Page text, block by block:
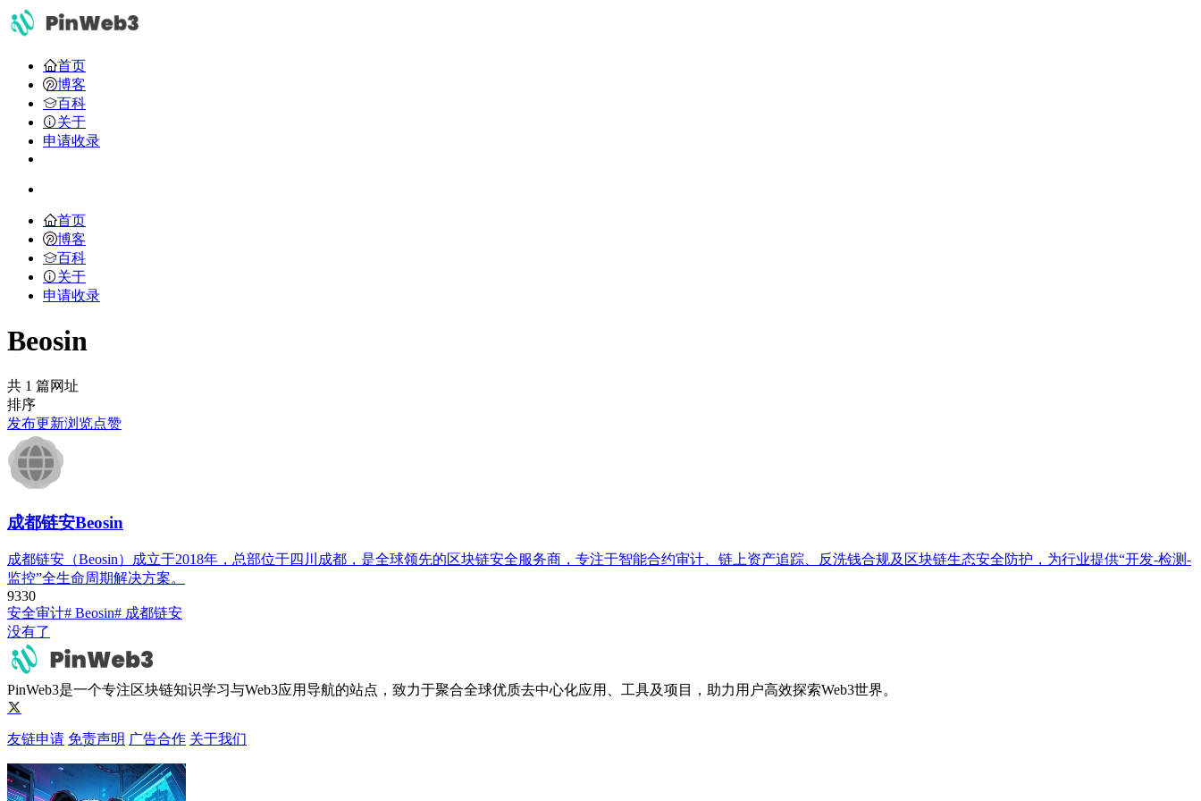
首页
博客
百科
关于
申请收录
首页
博客
百科
关于
申请收录
Beosin
共 1 篇网址
排序
发布更新浏览点赞
成都链安Beosin
成都链安（Beosin）成立于2018年，总部位于四川成都，是全球领先的区块链安全服务商，专注于智能合约审计、链上资产追踪、反洗钱合规及区块链生态安全防护，为行业提供“开发-检测-
监控”全生命周期解决方案。
9330
安全审计# Beosin# 成都链安
没有了
PinWeb3是一个专注区块链知识学习与Web3应用导航的站点，致力于聚合全球优质去中心化应用、工具及项目，助力用户高效探索Web3世界。
友链申请 免责声明 广告合作 关于我们